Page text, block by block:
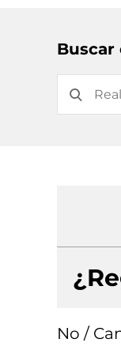
Buscar
No /